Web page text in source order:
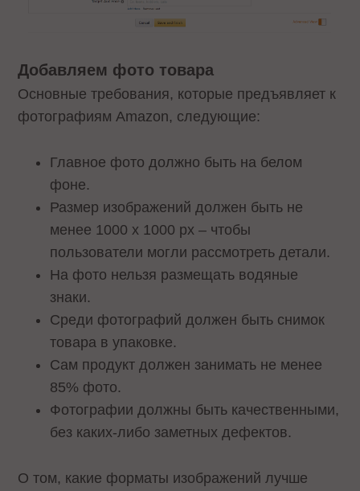
Добавляем фото товара
Основные требования, которые предъявляет к
фотографиям Amazon, следующие:
Главное фото должно быть на белом
фоне.
Размер изображений должен быть не
менее 1000 х 1000 px – чтобы
пользователи могли рассмотреть детали.
На фото нельзя размещать водяные
знаки.
Среди фотографий должен быть снимок
товара в упаковке.
Сам продукт должен занимать не менее
85% фото.
Фотографии должны быть качественными,
без каких-либо заметных дефектов.
О том, какие форматы изображений лучше